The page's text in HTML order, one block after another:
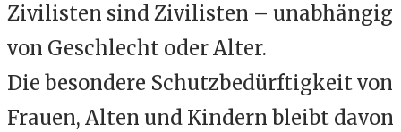
Zivilisten sind Zivilisten – unabhängig
von Geschlecht oder Alter.
Die besondere Schutzbedürftigkeit von
Frauen, Alten und Kindern bleibt davon